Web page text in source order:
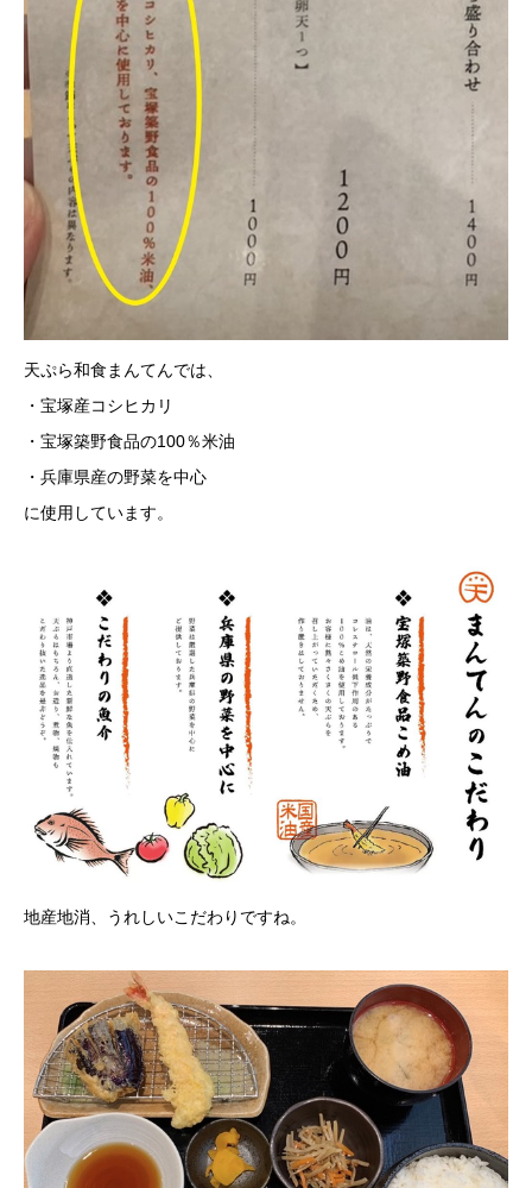
天ぷら和食まんてんでは、
・宝塚産コシヒカリ
・宝塚築野食品の100％米油
・兵庫県産の野菜を中心
に使用しています。
地産地消、うれしいこだわりですね。